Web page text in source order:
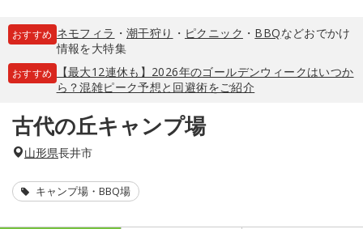
おすすめ ネモフィラ ・ 潮干狩り ・ ピクニック ・ BBQなどおでかけ
情報を大特集
おすすめ
【最大12連休も】2026年のゴールデンウィークはいつか
ら？混雑ピーク予想と回避術をご紹介
古代の丘キャンプ場
山形県長井市
キャンプ場・BBQ場